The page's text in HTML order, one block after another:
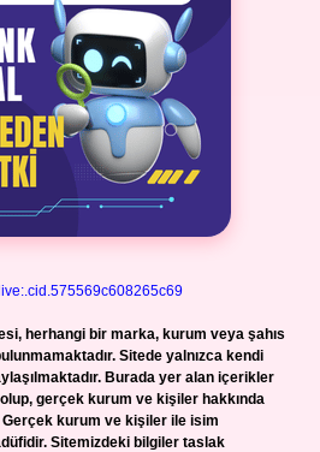
herhangi bir marka, kurum veya şahıs
Sitede yalnızca kendi
Burada yer alan içerikler
gerçek kurum ve kişiler hakkında
Gerçek kurum ve kişiler ile isim
Sitemizdeki bilgiler taslak